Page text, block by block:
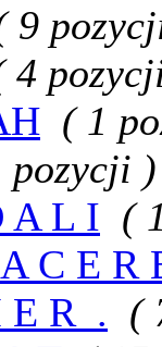
9
4
( 1
pozycji )
A L I (
C E R
R_. (